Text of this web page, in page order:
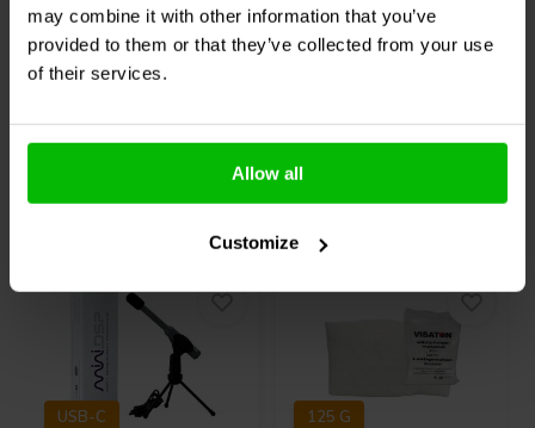
may combine it with other information that you’ve
provided to them or that they’ve collected from your use
of their services.
Allow all
Customize
6 Disponibile 10+ Disponibile
Acquistati anche da altri
USB-C
125 G